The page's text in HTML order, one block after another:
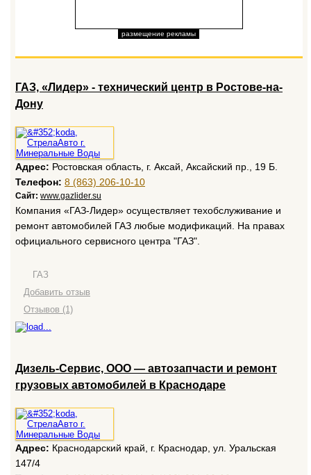
размещение рекламы
ГАЗ, «Лидер» - технический центр в Ростове-на-
Дону
Адрес: Ростовская область, г. Аксай, Аксайский пр., 19 Б.
Телефон: 8 (863) 206-10-10
Сайт: www.gazlider.su
Компания «ГАЗ-Лидер» осуществляет техобслуживание и
ремонт автомобилей ГАЗ любые модификаций. На правах
официального сервисного центра "ГАЗ".
ГАЗ
Добавить отзыв
Отзывов (1)
Дизель-Сервис, ООО — автозапчасти и ремонт
грузовых автомобилей в Краснодаре
Адрес: Краснодарский край, г. Краснодар, ул. Уральская
147/4